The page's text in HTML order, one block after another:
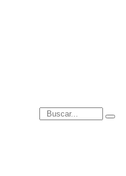
Introduce términos de